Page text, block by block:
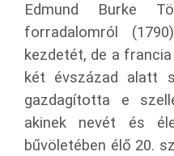
Edmund Burke
forradalomról
kezdetét, de a
két évszázad alatt
gazdagította e
akinek nevét és
bűvöletében élő 20.